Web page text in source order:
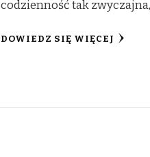
codzienność tak
DOWIEDZ SIĘ WIĘCEJ